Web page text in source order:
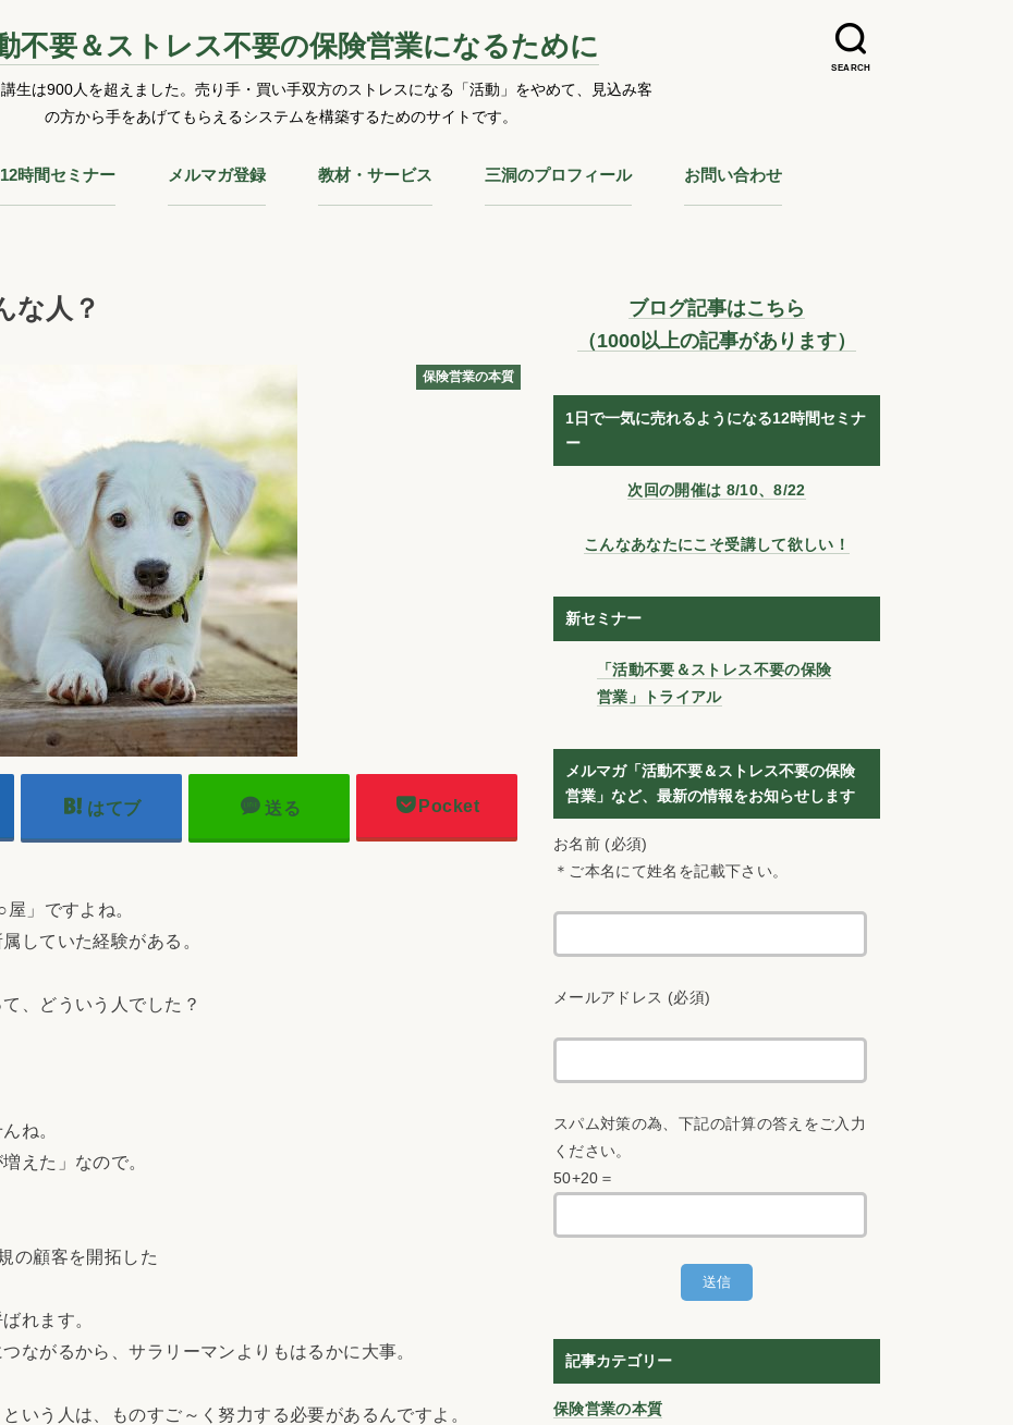
SEARCH
不要＆ストレス不要の保険営業になるために
生は900人を超えました。売り手・買い手双方のストレスになる「活動」をやめて、見込み客
の方から手をあげてもらえるシステムを構築するためのサイトです。
12時間セミナー メルマガ登録 教材・サービス 三洞のプロフィール お問い合わせ
な人？
保険営業の本質
はてブ 送る Pocket
」ですよね。
していた経験がある。
、どういう人でした？
ね。
えた」なので。
の顧客を開拓した
れます。
ながるから、サラリーマンよりもはるかに大事。
いう人は、ものすご～く努力する必要があるんですよ。
ブログ記事はこちら
（1000以上の記事があります）
1日で一気に売れるようになる12時間セミナ
ー
次回の開催は 8/10、8/22
こんなあなたにこそ受講して欲しい！
新セミナー
「活動不要＆ストレス不要の保険
営業」トライアル
メルマガ「活動不要＆ストレス不要の保険
営業」など、最新の情報をお知らせします
お名前 (必須)
＊ご本名にて姓名を記載下さい。
メールアドレス (必須)
スパム対策の為、下記の計算の答えをご入力
ください。
50+20＝
記事カテゴリー
保険営業の本質